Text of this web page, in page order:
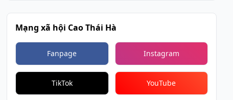
Mạng xã hội Cao Thái Hà
Fanpage Instagram
TikTok YouTube